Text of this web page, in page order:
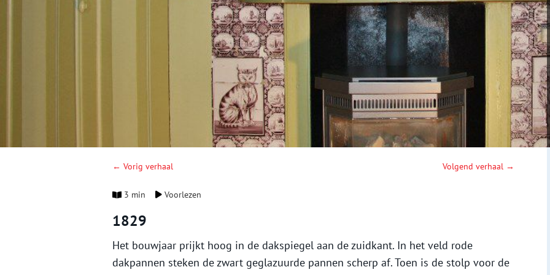
← Vorig verhaal Volgend verhaal →
3 min Voorlezen
1829
Het bouwjaar prijkt hoog in de dakspiegel aan de zuidkant. In het veld rode
dakpannen steken de zwart geglazuurde pannen scherp af. Toen is de stolp voor de